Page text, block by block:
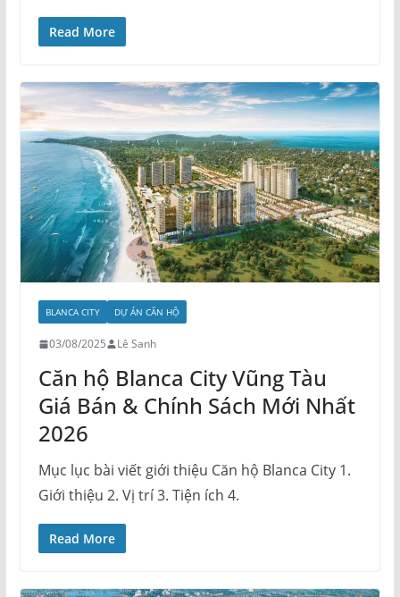
Read More
BLANCA CITY DỰ ÁN CĂN HỘ
03/08/2025 Lê Sanh
Căn hộ Blanca City Vũng Tàu
Giá Bán & Chính Sách Mới Nhất
2026
Mục lục bài viết giới thiệu Căn hộ Blanca City 1.
Giới thiệu 2. Vị trí 3. Tiện ích 4.
Read More